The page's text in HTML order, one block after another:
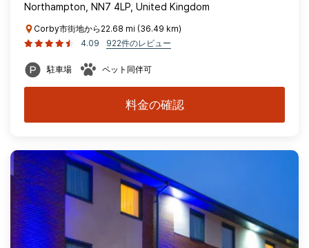
Northampton, NN7 4LP, United Kingdom
Corby市街地から22.68 mi (36.49 km)
4.09
922件のレビュー
駐車場 ペット同伴可
料金の確認